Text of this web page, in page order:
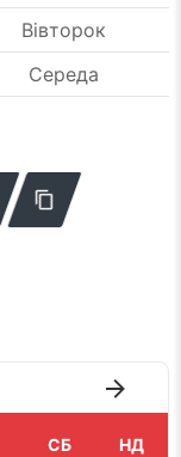
Вівторок
Середа
СБ НД